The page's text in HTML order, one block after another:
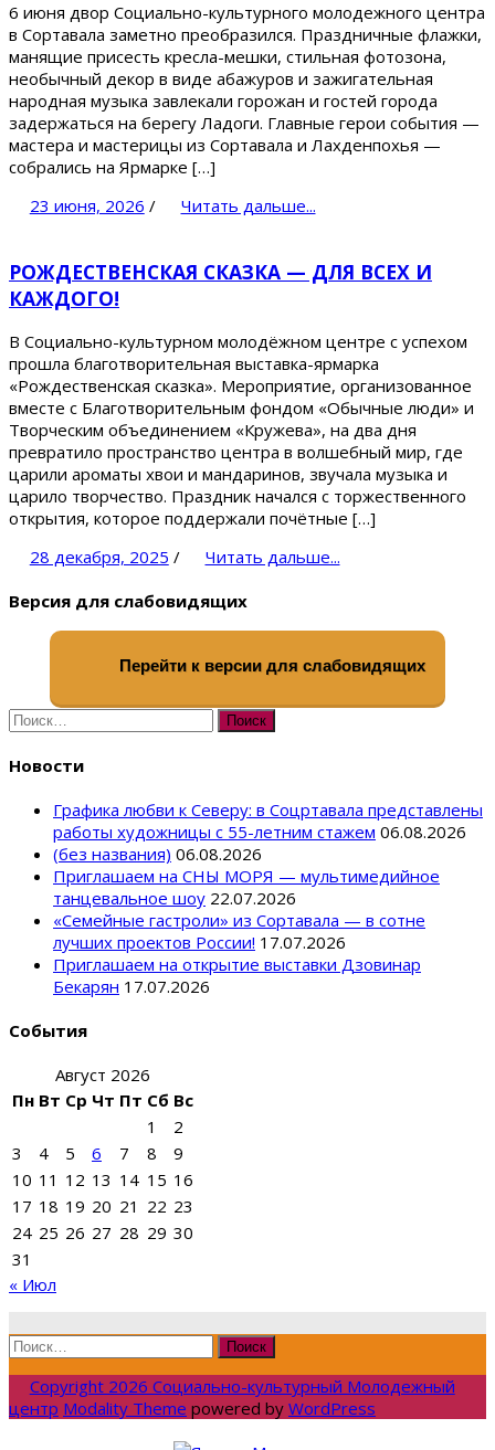
6 июня двор Социально-культурного молодежного центра
в Сортавала заметно преобразился. Праздничные флажки,
манящие присесть кресла-мешки, стильная фотозона,
необычный декор в виде абажуров и зажигательная
народная музыка завлекали горожан и гостей города
задержаться на берегу Ладоги. Главные герои события —
мастера и мастерицы из Сортавала и Лахденпохья —
собрались на Ярмарке […]
23 июня, 2026 / Читать дальше...
РОЖДЕСТВЕНСКАЯ СКАЗКА — ДЛЯ ВСЕХ И
КАЖДОГО!
В Социально-культурном молодёжном центре с успехом
прошла благотворительная выставка-ярмарка
«Рождественская сказка». Мероприятие, организованное
вместе с Благотворительным фондом «Обычные люди» и
Творческим объединением «Кружева», на два дня
превратило пространство центра в волшебный мир, где
царили ароматы хвои и мандаринов, звучала музыка и
царило творчество. Праздник начался с торжественного
открытия, которое поддержали почётные […]
28 декабря, 2025 /
Читать дальше...
Версия для слабовидящих
Перейти к версии для слабовидящих
Найти:
Новости
Графика любви к Северу: в Соцртавала представлены
работы художницы с 55-летним стажем 06.08.2026
(без названия) 06.08.2026
Приглашаем на СНЫ МОРЯ — мультимедийное
танцевальное шоу 22.07.2026
«Семейные гастроли» из Сортавала — в сотне
лучших проектов России! 17.07.2026
Приглашаем на открытие выставки Дзовинар
Бекарян 17.07.2026
События
Август 2026
Пн Вт Ср Чт Пт Сб Вс
1
2
3
4 5 6 7 8
9
10 11 12 13 14 15 16
17 18 19 20 21 22 23
24 25 26 27 28 29 30
31
« Июл
Найти:
Copyright 2026 Социально-культурный Молодежный
центр Modality Theme powered by WordPress